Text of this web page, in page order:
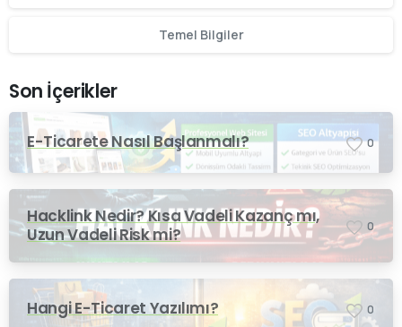
Temel Bilgiler
Son İçerikler
E-Ticarete Nasıl Başlanmalı? 0
Hacklink Nedir? Kısa Vadeli Kazanç mı,
Uzun Vadeli Risk mi?
0
Hangi E-Ticaret Yazılımı? 0